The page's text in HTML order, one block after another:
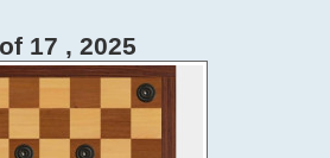
17 , 2025